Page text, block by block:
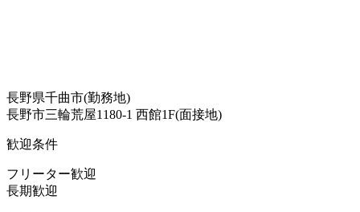
長野県千曲市(勤務地)
長野市三輪荒屋1180-1 西館1F(面接地)
歓迎条件
フリーター歓迎
長期歓迎